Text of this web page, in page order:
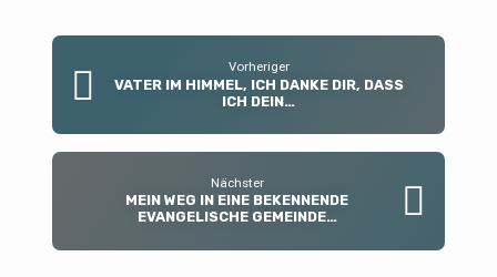
Vorheriger
VATER IM HIMMEL, ICH DANKE DIR, DASS
ICH DEIN…
Nächster
MEIN WEG IN EINE BEKENNENDE
EVANGELISCHE GEMEINDE…